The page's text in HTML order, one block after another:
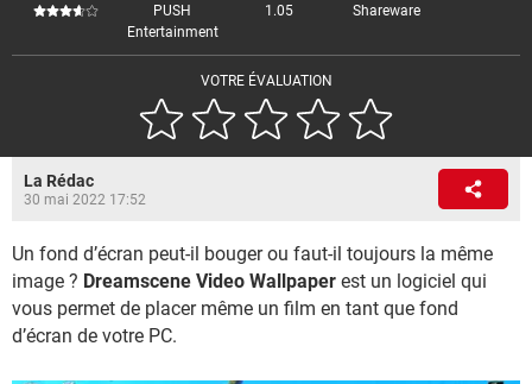
VOTRE ÉVALUATION
PUSH
Entertainment
1.05 Shareware
La Rédac
30 mai 2022 17:52
Un fond d’écran peut-il bouger ou faut-il toujours la même
image ? Dreamscene Video Wallpaper est un logiciel qui
vous permet de placer même un film en tant que fond
d’écran de votre PC.